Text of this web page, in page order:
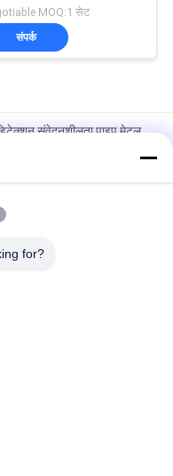
MOQ:1 सेट
संपर्क
संवेदनशीलता पाइप मेटल
मशीन"
उच्च सटीकता और स्थिरता
for?